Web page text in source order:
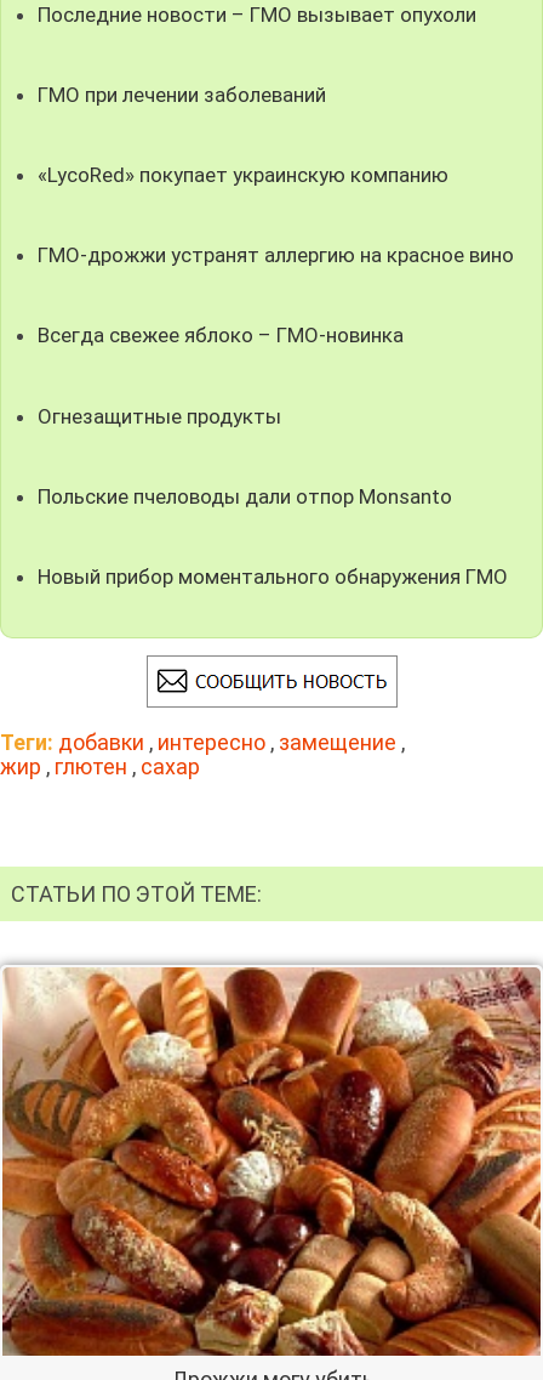
Последние новости – ГМО вызывает опухоли
ГМО при лечении заболеваний
«LycoRed» покупает украинскую компанию
ГМО-дрожжи устранят аллергию на красное вино
Всегда свежее яблоко – ГМО-новинка
Огнезащитные продукты
Польские пчеловоды дали отпор Monsanto
Новый прибор моментального обнаружения ГМО
Теги: добавки , интересно , замещение ,
жир , глютен , сахар
СТАТЬИ ПО ЭТОЙ ТЕМЕ: